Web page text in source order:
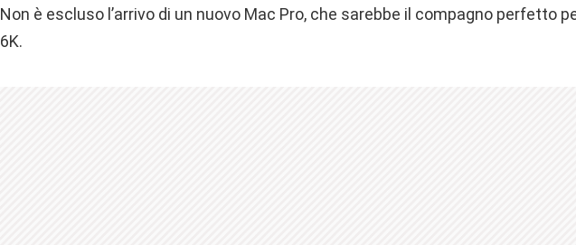
Non è escluso l’arrivo di un nuovo Mac Pro, che sarebbe il compagno perfetto
6K.